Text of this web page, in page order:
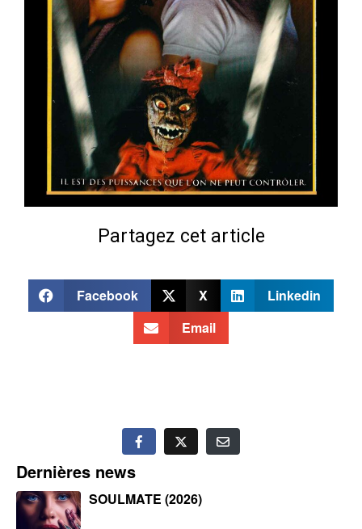
Partagez cet article
Facebook X
Linkedin
Email
Dernières news
SOULMATE (2026)